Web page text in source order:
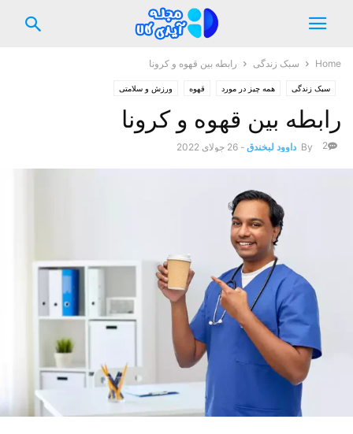
Home سبک زندگی رابطه بین قهوه و کرونا
سبک زندگی همه چیز در مورد قهوه ورزش و سلامتی
رابطه بین قهوه و کرونا
By داوود لبخندق - 26 جولای 2022 2